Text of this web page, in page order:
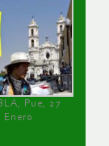
Pue, 27
Enero